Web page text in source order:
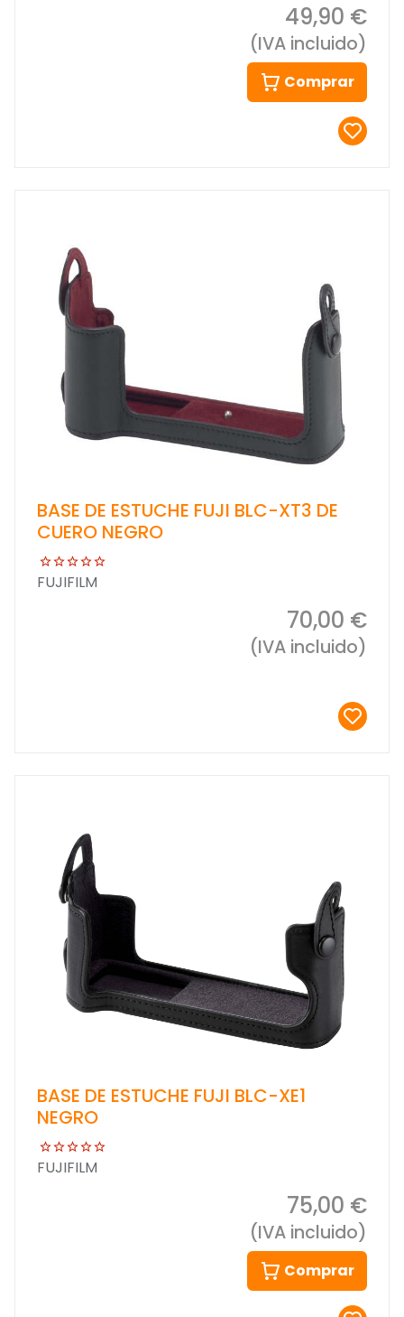
49,90 €
(IVA incluido)
Comprar
BASE DE ESTUCHE FUJI BLC-XT3 DE
CUERO NEGRO
FUJIFILM
70,00 €
(IVA incluido)
BASE DE ESTUCHE FUJI BLC-XE1
NEGRO
FUJIFILM
75,00 €
(IVA incluido)
Comprar